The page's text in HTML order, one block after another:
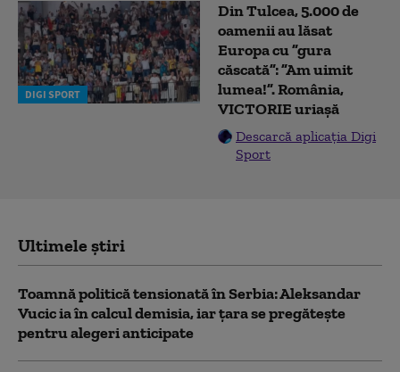
DIGI SPORT
Din Tulcea, 5.000 de
oamenii au lăsat
Europa cu ”gura
căscată”: ”Am uimit
lumea!”. România,
VICTORIE uriașă
Descarcă aplicația Digi
Sport
Ultimele știri
Toamnă politică tensionată în Serbia: Aleksandar
Vucic ia în calcul demisia, iar țara se pregătește
pentru alegeri anticipate